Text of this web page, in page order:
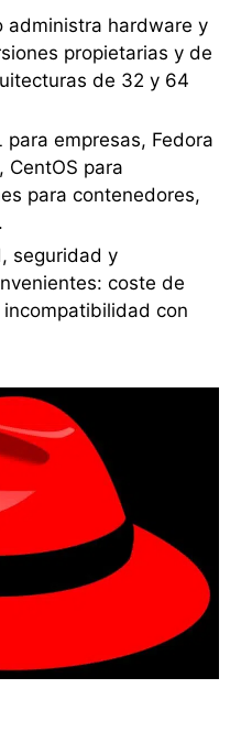
administra hardware y
propietarias y de
de 32 y 64
para empresas, Fedora
CentOS para
para contenedores,
seguridad y
coste de
con